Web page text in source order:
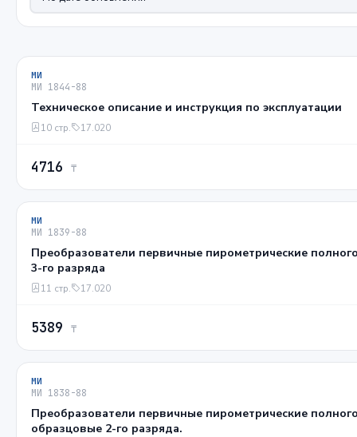
МИ
МИ 1844-88
Техническое описание и инструкция по эксплуатации
10 стр. 17.020
4716 ₸
МИ
МИ 1839-88
Преобразователи первичные пирометрические
3-го разряда
11 стр. 17.020
5389 ₸
МИ
МИ 1838-88
Преобразователи первичные пирометрические
образцовые 2-го разряда.